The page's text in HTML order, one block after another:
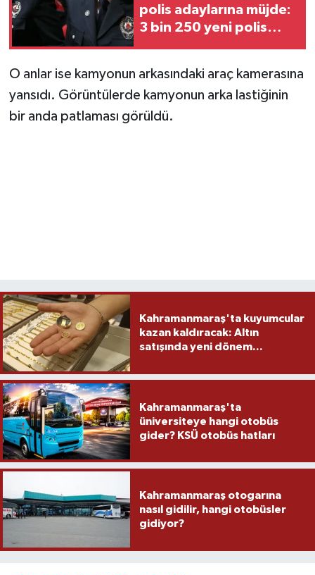
polis adaylarına müjde:
3 bin 250 yeni polis
O anlar ise kamyonun arkasındaki araç kamerasına
yansıdı. Görüntülerde kamyonun arka lastiğinin
bir anda patlaması görüldü.
Kahramanmaraş'ta kuyumcular
kazan kaldıracak: Altın
satışında yeni dönem...
Kahramanmaraş'ta
üniversiteye hangi otobüs
gider? KSÜ otobüs hatları
Kahramanmaraş otogarına
nasıl gidilir, hangi otobüsler
gidiyor?